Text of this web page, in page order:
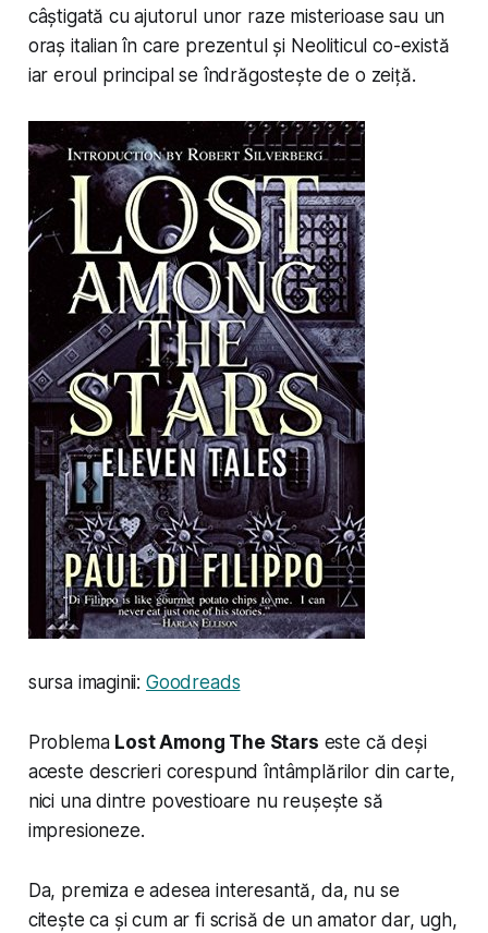
câștigată cu ajutorul unor raze misterioase sau un
oraș italian în care prezentul și Neoliticul co-există
iar eroul principal se îndrăgostește de o zeiță.
sursa imaginii: Goodreads
Problema Lost Among The Stars este că deși
aceste descrieri corespund întâmplărilor din carte,
nici una dintre povestioare nu reușește să
impresioneze.
Da, premiza e adesea interesantă, da, nu se
citește ca și cum ar fi scrisă de un amator dar, ugh,